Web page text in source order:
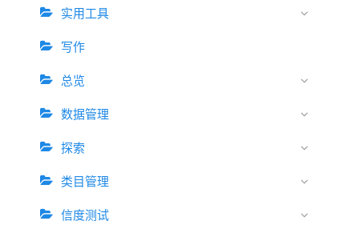
实用工具
写作
总览
数据管理
探索
类目管理
信度测试